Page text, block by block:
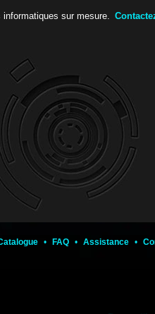
sur mesure.
• FAQ • Assistance •